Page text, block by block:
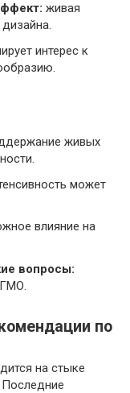
живая
интерес к
живых
может
влияние на
вопросы:
по
на стыке
Последние